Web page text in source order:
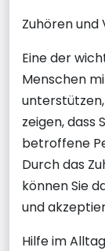
Zuhören und
Eine der
Menschen
zeigen, dass
betroffene
Durch das
können Sie
und
Hilfe im